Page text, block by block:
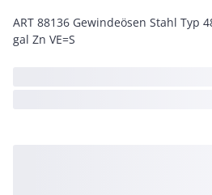
ART 88136 Gewindeösen Stahl Typ
gal Zn VE=S